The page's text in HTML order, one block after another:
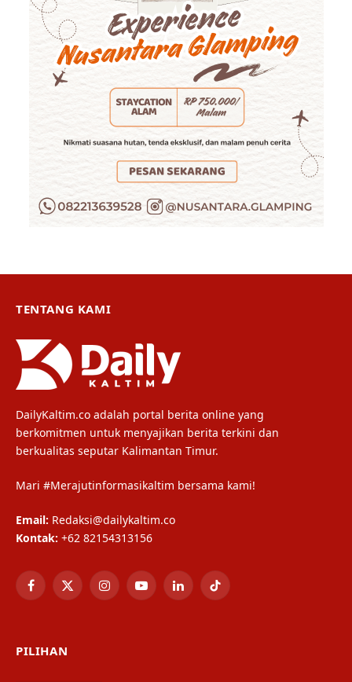
TENTANG KAMI
DailyKaltim.co adalah portal berita online yang
berkomitmen untuk menyajikan berita terkini dan
berkualitas seputar Kalimantan Timur.
Mari #Merajutinformasikaltim bersama kami!
Email: Redaksi@dailykaltim.co
Kontak: +62 82154313156
Facebook
X
InstagramYouTubeLinkedInTikTok
PILIHAN